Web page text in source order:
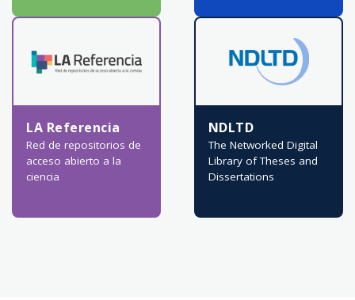
LA Referencia
Red de repositorios de
acceso abierto a la
ciencia
NDLTD
The Networked Digital
Library of Theses and
Dissertations